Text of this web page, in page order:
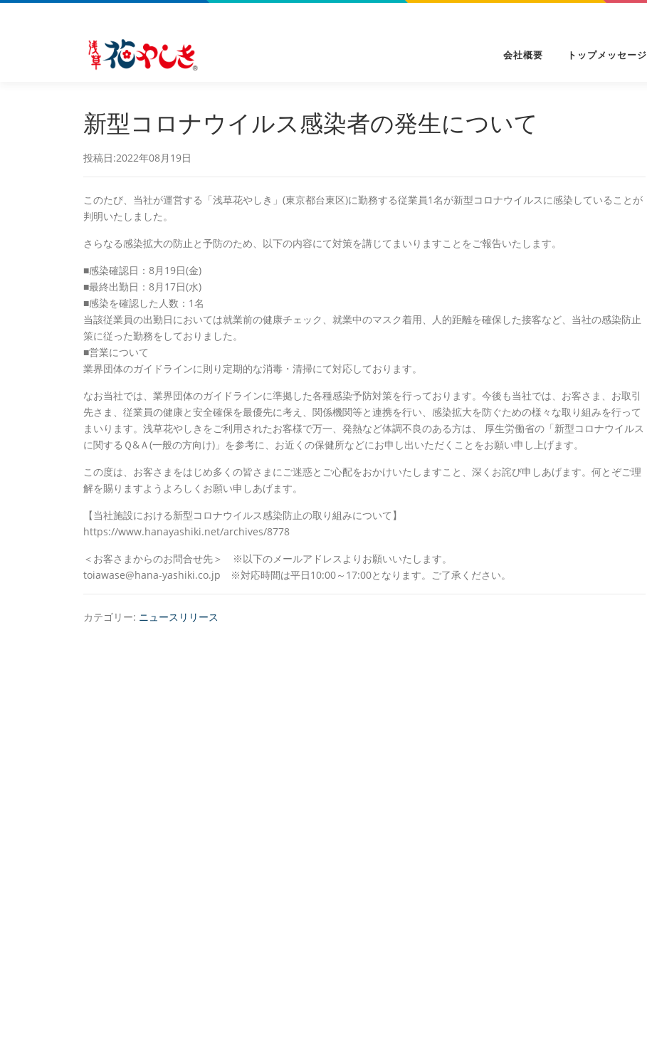
会社概要 トップメッセージ
新型コロナウイルス感染者の発生について
投稿日:2022年08月19日
このたび、当社が運営する「浅草花やしき」(東京都台東区)に勤務する従業員1名が新型コロナウイルスに感染していることが
判明いたしました。
さらなる感染拡大の防止と予防のため、以下の内容にて対策を講じてまいりますことをご報告いたします。
■感染確認日：8月19日(金)
■最終出勤日：8月17日(水)
■感染を確認した人数：1名
当該従業員の出勤日においては就業前の健康チェック、就業中のマスク着用、人的距離を確保した接客など、当社の感染防止
策に従った勤務をしておりました。
■営業について
業界団体のガイドラインに則り定期的な消毒・清掃にて対応しております。
なお当社では、業界団体のガイドラインに準拠した各種感染予防対策を行っております。今後も当社では、お客さま、お取引
先さま、従業員の健康と安全確保を最優先に考え、関係機関等と連携を行い、感染拡大を防ぐための様々な取り組みを行って
まいります。浅草花やしきをご利用されたお客様で万一、発熱など体調不良のある方は、 厚生労働省の「新型コロナウイルス
に関するＱ&Ａ(一般の方向け)」を参考に、お近くの保健所などにお申し出いただくことをお願い申し上げます。
この度は、お客さまをはじめ多くの皆さまにご迷惑とご心配をおかけいたしますこと、深くお詫び申しあげます。何とぞご理
解を賜りますようよろしくお願い申しあげます。
【当社施設における新型コロナウイルス感染防止の取り組みについて】
https://www.hanayashiki.net/archives/8778
＜お客さまからのお問合せ先＞ ※以下のメールアドレスよりお願いいたします。
toiawase@hana-yashiki.co.jp ※対応時間は平日10:00～17:00となります。ご了承ください。
カテゴリー: ニュースリリース